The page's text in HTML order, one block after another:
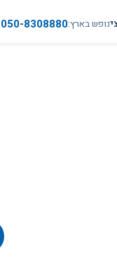
נופש בארץ050-8308880